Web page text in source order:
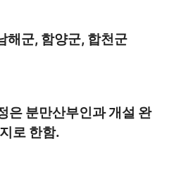
해군, 함양군, 합천군
은 분만산부인과 개설 완
로 한함.